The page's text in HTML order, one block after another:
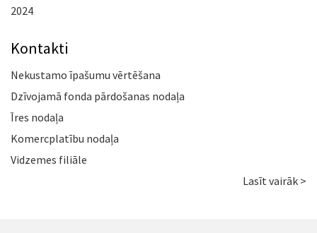
2024
Kontakti
Nekustamo īpašumu vērtēšana
Dzīvojamā fonda pārdošanas nodaļa
Īres nodaļa
Komercplatību nodaļa
Vidzemes filiāle
Lasīt vairāk >